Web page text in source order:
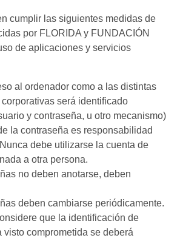
cumplir las siguientes medidas de
por FLORIDA y FUNDACIÓN
de aplicaciones y servicios
al ordenador como a las distintas
será identificado
y contraseña, u otro mecanismo)
la contraseña es responsabilidad
debe utilizarse la cuenta de
a otra persona.
no deben anotarse, deben
deben cambiarse periódicamente.
que la identificación de
visto comprometida se deberá